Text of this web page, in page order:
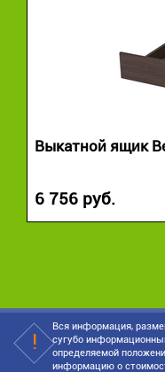
Выкатной ящик
6 756 руб.
Вся информация,
сугубо
определяемой
информацию о